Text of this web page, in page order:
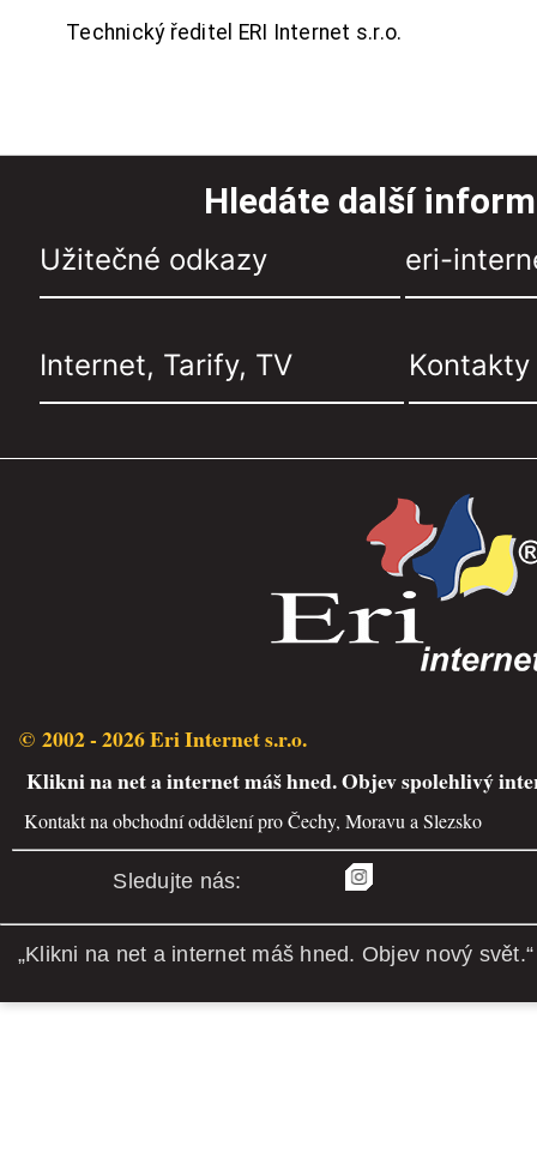
Technický ředitel ERI Internet s.r.o.
Hledáte další
Užitečné odkazy eri-
Internet, Tarify, TV Kontakty
© 2002 - 2026 Eri Internet s.r.o.
Klikni na net a internet máš hned. Objev spolehlivý
Kontakt na obchodní oddělení pro Čechy, Moravu a Slezsko
Sledujte nás:
„Klikni na net a internet máš hned. Objev nový svět.“